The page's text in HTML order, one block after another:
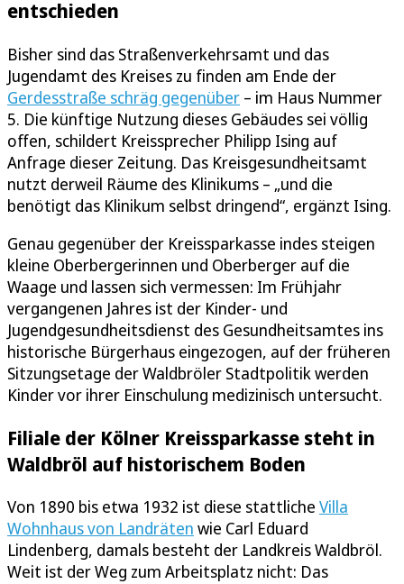
entschieden
Bisher sind das Straßenverkehrsamt und das
Jugendamt des Kreises zu finden am Ende der
Gerdesstraße schräg gegenüber – im Haus Nummer
5. Die künftige Nutzung dieses Gebäudes sei völlig
offen, schildert Kreissprecher Philipp Ising auf
Anfrage dieser Zeitung. Das Kreisgesundheitsamt
nutzt derweil Räume des Klinikums – „und die
benötigt das Klinikum selbst dringend“, ergänzt Ising.
Genau gegenüber der Kreissparkasse indes steigen
kleine Oberbergerinnen und Oberberger auf die
Waage und lassen sich vermessen: Im Frühjahr
vergangenen Jahres ist der Kinder- und
Jugendgesundheitsdienst des Gesundheitsamtes ins
historische Bürgerhaus eingezogen, auf der früheren
Sitzungsetage der Waldbröler Stadtpolitik werden
Kinder vor ihrer Einschulung medizinisch untersucht.
Filiale der Kölner Kreissparkasse steht in
Waldbröl auf historischem Boden
Von 1890 bis etwa 1932 ist diese stattliche Villa
Wohnhaus von Landräten wie Carl Eduard
Lindenberg, damals besteht der Landkreis Waldbröl.
Weit ist der Weg zum Arbeitsplatz nicht: Das